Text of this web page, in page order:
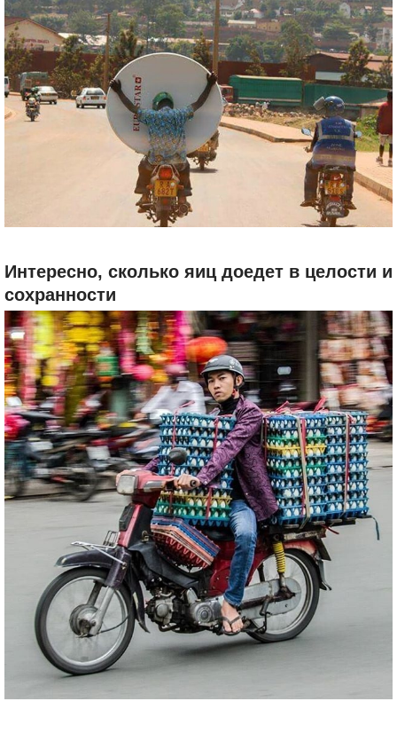
Интересно, сколько яиц доедет в целости и
сохранности